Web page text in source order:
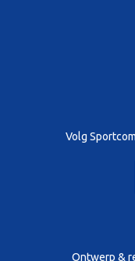
Volg
Ontwerp &